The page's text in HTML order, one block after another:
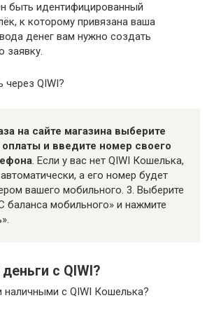
быть идентифицированный
к которому привязана ваша
денег вам нужно создать
заявку.
через QIWI?
на сайте магазина выберите
оплаты и введите номер своего
. Если у вас нет QIWI Кошелька,
а его номер будет
вашего мобильного. 3. Выберите
баланса мобильного» и нажмите
с QIWI?
наличными с QIWI Кошелька?